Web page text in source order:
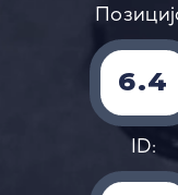
6.4
ID: